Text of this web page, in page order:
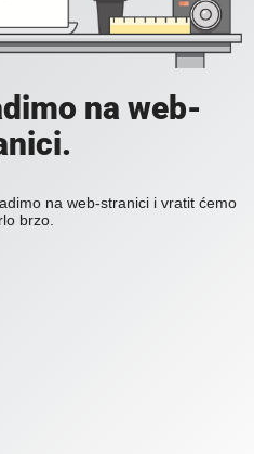
na web-
na web-stranici i vratit ćemo
brzo.